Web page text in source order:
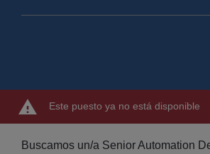
Este puesto ya no está disponible
Buscamos un/a Senior Automation